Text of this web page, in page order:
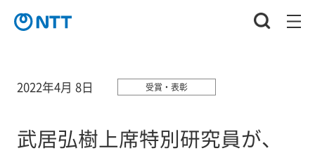
2022年4月 8日 受賞・表彰
武居弘樹上席特別研究員が、